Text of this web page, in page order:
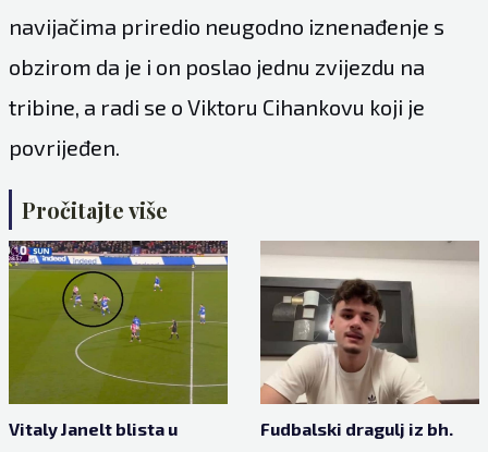
navijačima priredio neugodno iznenađenje s
obzirom da je i on poslao jednu zvijezdu na
tribine, a radi se o Viktoru Cihankovu koji je
povrijeđen.
Pročitajte više
Vitaly Janelt blista u
Fudbalski dragulj iz bh.